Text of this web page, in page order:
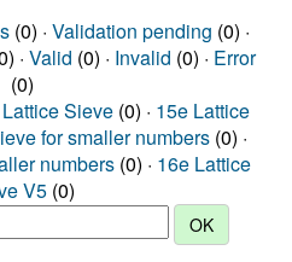
(0) · Validation pending (0) ·
· Valid (0) · Invalid (0) · Error
(0)
Sieve (0) · 15e Lattice
for smaller numbers (0) ·
numbers (0) · 16e Lattice
V5 (0)